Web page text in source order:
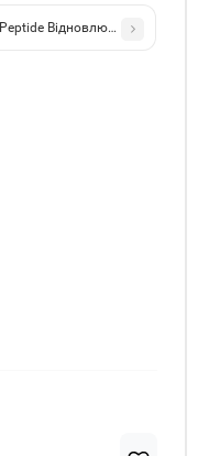
на основі сироватки
Відновлювальний